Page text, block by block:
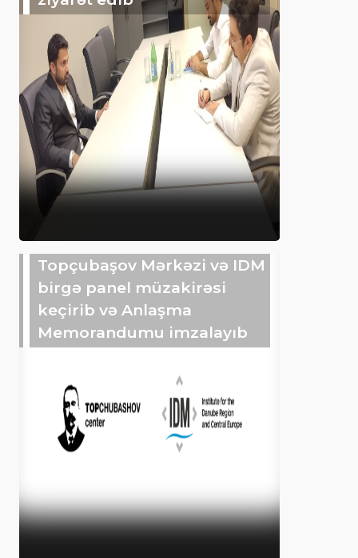
Topçubaşov Mərkəzi və IDM
birgə panel müzakirəsi
keçirib və Anlaşma
Memorandumu imzalayıb